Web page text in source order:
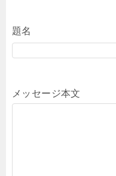
題名
メッセージ本文